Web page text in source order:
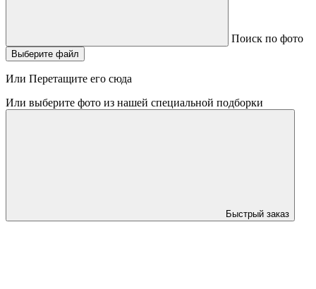
Поиск по фото
Выберите файл
Или Перетащите его сюда
Или выберите фото из нашей специальной подборки
Быстрый заказ